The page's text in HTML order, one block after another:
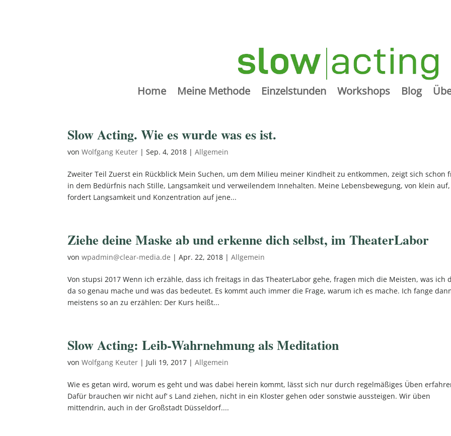
Home Meine Methode Einzelstunden Workshops Blog
Slow Acting. Wie es wurde was es ist.
vonWolfgang Keuter |Sep. 4, 2018 |Allgemein
Zweiter Teil Zuerst ein Rückblick Mein Suchen, um dem Milieu meiner Kindheit zu entkommen, zeigt sich schon
in dem Bedürfnis nach Stille, Langsamkeit und verweilendem Innehalten. Meine Lebensbewegung, von klein auf,
fordert Langsamkeit und Konzentration auf jene...
Ziehe deine Maske ab und erkenne dich selbst, im TheaterLabor
vonwpadmin@clear-media.de |Apr. 22, 2018 |Allgemein
Von stupsi 2017 Wenn ich erzähle, dass ich freitags in das TheaterLabor gehe, fragen mich die Meisten, was ich
da so genau mache und was das bedeutet. Es kommt auch immer die Frage, warum ich es mache. Ich fange
meistens so an zu erzählen: Der Kurs heißt...
Slow Acting: Leib-Wahrnehmung als Meditation
vonWolfgang Keuter | Juli 19, 2017 |Allgemein
Wie es getan wird, worum es geht und was dabei herein kommt, lässt sich nur durch regelmäßiges Üben
Dafür brauchen wir nicht auf‘ s Land ziehen, nicht in ein Kloster gehen oder sonstwie aussteigen. Wir üben
mittendrin, auch in der Großstadt Düsseldorf....